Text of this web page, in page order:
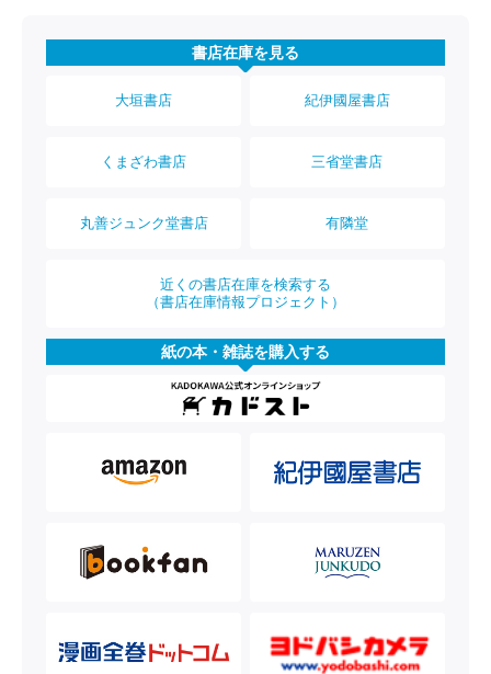
書店在庫を見る
大垣書店 紀伊國屋書店
くまざわ書店 三省堂書店
丸善ジュンク堂書店 有隣堂
近くの書店在庫を検索する
（書店在庫情報プロジェクト）
紙の本・雑誌を購入する